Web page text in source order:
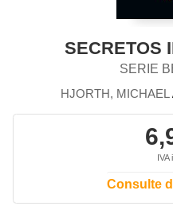
SECRETOS
SERIE
HJORTH, MICHAEL
IVA
Consulte